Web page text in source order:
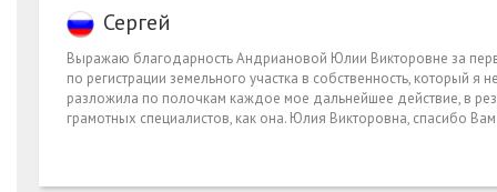
Сергей
Выражаю благодарность Андриановой Юлии Викторовне за
по регистрации земельного участка в собственность, который
разложила по полочкам каждое мое дальнейшее действие, в
грамотных специалистов, как она. Юлия Викторовна, спасибо